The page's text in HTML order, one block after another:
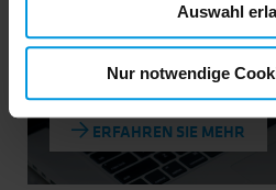
Auswahl
Nur notwendige
ERFAHREN SIE MEHR